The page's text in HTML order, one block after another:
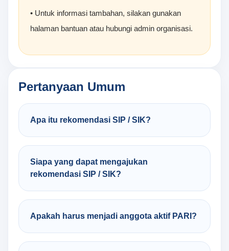
• Untuk informasi tambahan, silakan gunakan
halaman bantuan atau hubungi admin organisasi.
Pertanyaan Umum
Apa itu rekomendasi SIP / SIK?
Siapa yang dapat mengajukan
rekomendasi SIP / SIK?
Apakah harus menjadi anggota aktif PARI?